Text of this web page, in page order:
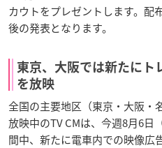
カウトをプレゼントします。配
後の発表となります。
東京、大阪では新たにト
を放映
全国の主要地区（東京・大阪・
放映中のTV CMは、今週8月6日
間中、新たに電車内での映像広